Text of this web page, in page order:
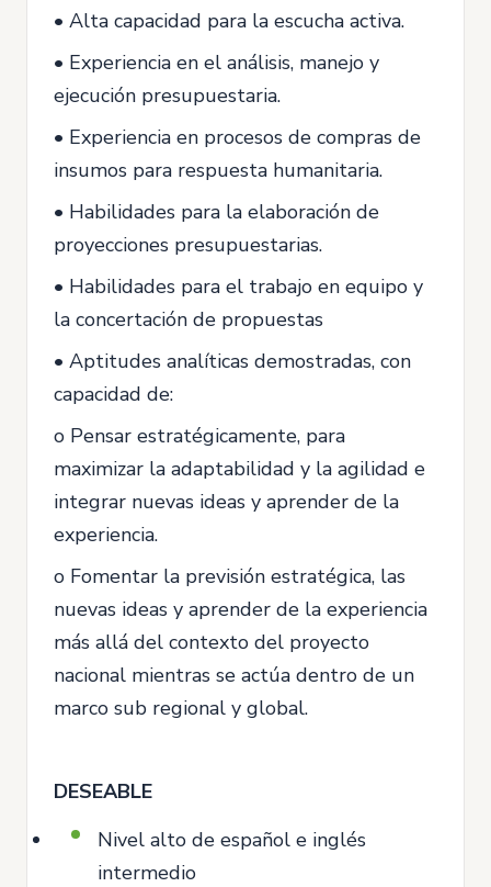
• Alta capacidad para la escucha activa.
• Experiencia en el análisis, manejo y
ejecución presupuestaria.
• Experiencia en procesos de compras de
insumos para respuesta humanitaria.
• Habilidades para la elaboración de
proyecciones presupuestarias.
• Habilidades para el trabajo en equipo y
la concertación de propuestas
• Aptitudes analíticas demostradas, con
capacidad de:
o Pensar estratégicamente, para
maximizar la adaptabilidad y la agilidad e
integrar nuevas ideas y aprender de la
experiencia.
o Fomentar la previsión estratégica, las
nuevas ideas y aprender de la experiencia
más allá del contexto del proyecto
nacional mientras se actúa dentro de un
marco sub regional y global.
DESEABLE
Nivel alto de español e inglés
intermedio